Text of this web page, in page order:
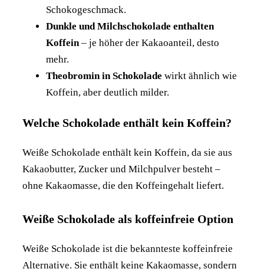
Schokogeschmack.
Dunkle und Milchschokolade enthalten
Koffein– je höher der Kakaoanteil, desto
mehr.
Theobromin in Schokolade wirkt ähnlich wie
Koffein, aber deutlich milder.
Welche Schokolade enthält kein Koffein?
Weiße Schokolade enthält kein Koffein, da sie aus
Kakaobutter, Zucker und Milchpulver besteht –
ohne Kakaomasse, die den Koffeingehalt liefert.
Weiße Schokolade als koffeinfreie Option
Weiße Schokolade ist die bekannteste koffeinfreie
Alternative. Sie enthält keine Kakaomasse, sondern